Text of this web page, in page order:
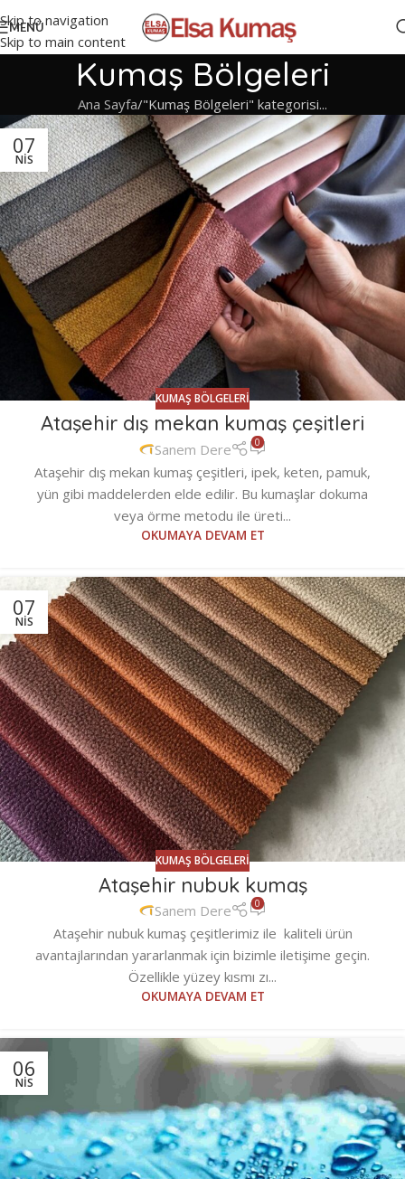
Skip to navigation
Skip to main content
MENÜ
Kumaş Bölgeleri
Ana Sayfa "Kumaş Bölgeleri" kategorisi...
07
NIS
KUMAŞ BÖLGELERI
Ataşehir dış mekan kumaş çeşitleri
Sanem Dere 0
Ataşehir dış mekan kumaş çeşitleri, ipek, keten, pamuk,
yün gibi maddelerden elde edilir. Bu kumaşlar dokuma
veya örme metodu ile üreti...
OKUMAYA DEVAM ET
07
NIS
KUMAŞ BÖLGELERI
Ataşehir nubuk kumaş
Sanem Dere 0
Ataşehir nubuk kumaş çeşitlerimiz ile kaliteli ürün
avantajlarından yararlanmak için bizimle iletişime geçin.
Özellikle yüzey kısmı zı...
OKUMAYA DEVAM ET
06
NIS